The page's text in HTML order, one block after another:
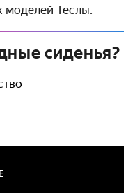
моделей Теслы.
сиденья?